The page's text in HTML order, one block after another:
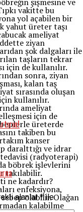
vakitte bu
yol açabilen bir
yahut üreter taşı
ameliyat
ziyan
şok dalgaları ile
taşların tekrar
için de kullanılır.
sonra, ziyan
kalan taş
sırasında oluşan
kullanılır.
ameliyat
için de
üreterde
takiben bu
kanser
daralttığı ve idrar
tedavisi (radyoterapi)
böbrek işlevlerini
takılabilir.
ne kadardır?
enfeksiyona,
olabilir. Olağan
kalabilme
alanlar*ile